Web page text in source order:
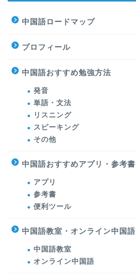
中国語ロードマップ
プロフィール
中国語おすすめ勉強方法
発音
単語・文法
リスニング
スピーキング
その他
中国語おすすめアプリ・参考書
アプリ
参考書
便利ツール
中国語教室・オンライン中国語
中国語教室
オンライン中国語